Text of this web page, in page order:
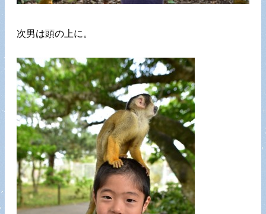
次男は頭の上に。